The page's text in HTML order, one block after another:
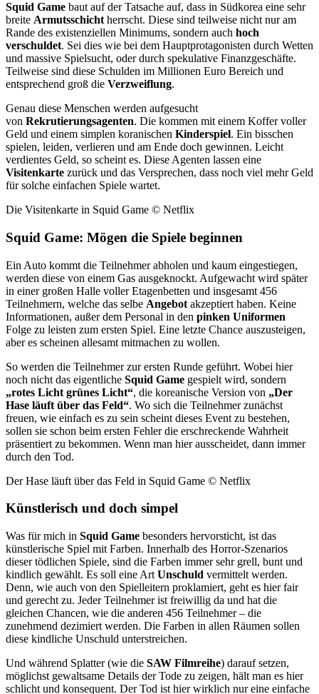
Squid Game baut auf der Tatsache auf, dass in Südkorea eine sehr
breite Armutsschicht herrscht. Diese sind teilweise nicht nur am
Rande des existenziellen Minimums, sondern auch hoch
verschuldet. Sei dies wie bei dem Hauptprotagonisten durch Wetten
und massive Spielsucht, oder durch spekulative Finanzgeschäfte.
Teilweise sind diese Schulden im Millionen Euro Bereich und
entsprechend groß die Verzweiflung.
Genau diese Menschen werden aufgesucht
von Rekrutierungsagenten. Die kommen mit einem Koffer voller
Geld und einem simplen koranischen Kinderspiel. Ein bisschen
spielen, leiden, verlieren und am Ende doch gewinnen. Leicht
verdientes Geld, so scheint es. Diese Agenten lassen eine
Visitenkarte zurück und das Versprechen, dass noch viel mehr Geld
für solche einfachen Spiele wartet.
Die Visitenkarte in Squid Game © Netflix
Squid Game: Mögen die Spiele beginnen
Ein Auto kommt die Teilnehmer abholen und kaum eingestiegen,
werden diese von einem Gas ausgeknockt. Aufgewacht wird später
in einer großen Halle voller Etagenbetten und insgesamt 456
Teilnehmern, welche das selbe Angebot akzeptiert haben. Keine
Informationen, außer dem Personal in den pinken Uniformen
Folge zu leisten zum ersten Spiel. Eine letzte Chance auszusteigen,
aber es scheinen allesamt mitmachen zu wollen.
So werden die Teilnehmer zur ersten Runde geführt. Wobei hier
noch nicht das eigentliche Squid Game gespielt wird, sondern
„rotes Licht grünes Licht“, die koreanische Version von „Der
Hase läuft über das Feld“. Wo sich die Teilnehmer zunächst
freuen, wie einfach es zu sein scheint dieses Event zu bestehen,
sollen sie schon beim ersten Fehler die erschreckende Wahrheit
präsentiert zu bekommen. Wenn man hier ausscheidet, dann immer
durch den Tod.
Der Hase läuft über das Feld in Squid Game © Netflix
Künstlerisch und doch simpel
Was für mich in Squid Game besonders hervorsticht, ist das
künstlerische Spiel mit Farben. Innerhalb des Horror-Szenarios
dieser tödlichen Spiele, sind die Farben immer sehr grell, bunt und
kindlich gewählt. Es soll eine Art Unschuld vermittelt werden.
Denn, wie auch von den Spielleitern proklamiert, geht es hier fair
und gerecht zu. Jeder Teilnehmer ist freiwillig da und hat die
gleichen Chancen, wie die anderen 456 Teilnehmer – die
zunehmend dezimiert werden. Die Farben in allen Räumen sollen
diese kindliche Unschuld unterstreichen.
Und während Splatter (wie die SAW Filmreihe) darauf setzen,
möglichst gewaltsame Details der Tode zu zeigen, hält man es hier
schlicht und konsequent. Der Tod ist hier wirklich nur eine einfache